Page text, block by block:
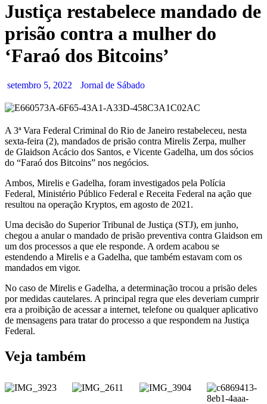
Justiça restabelece mandado de
prisão contra a mulher do
‘Faraó dos Bitcoins’
setembro 5, 2022 Jornal de Sábado
A 3ª Vara Federal Criminal do Rio de Janeiro restabeleceu, nesta
sexta-feira (2), mandados de prisão contra Mirelis Zerpa, mulher
de Glaidson Acácio dos Santos, e Vicente Gadelha, um dos sócios
do “Faraó dos Bitcoins” nos negócios.
Ambos, Mirelis e Gadelha, foram investigados pela Polícia
Federal, Ministério Público Federal e Receita Federal na ação que
resultou na operação Kryptos, em agosto de 2021.
Uma decisão do Superior Tribunal de Justiça (STJ), em junho,
chegou a anular o mandado de prisão preventiva contra Glaidson em
um dos processos a que ele responde. A ordem acabou se
estendendo a Mirelis e a Gadelha, que também estavam com os
mandados em vigor.
No caso de Mirelis e Gadelha, a determinação trocou a prisão deles
por medidas cautelares. A principal regra que eles deveriam cumprir
era a proibição de acessar a internet, telefone ou qualquer aplicativo
de mensagens para tratar do processo a que respondem na Justiça
Federal.
Veja também